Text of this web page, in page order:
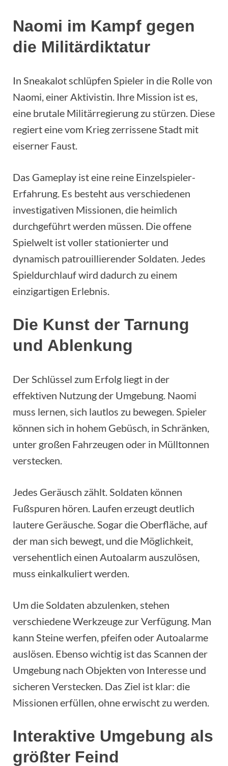
Naomi im Kampf gegen
die Militärdiktatur
In Sneakalot schlüpfen Spieler in die Rolle von
Naomi, einer Aktivistin. Ihre Mission ist es,
eine brutale Militärregierung zu stürzen. Diese
regiert eine vom Krieg zerrissene Stadt mit
eiserner Faust.
Das Gameplay ist eine reine Einzelspieler-
Erfahrung. Es besteht aus verschiedenen
investigativen Missionen, die heimlich
durchgeführt werden müssen. Die offene
Spielwelt ist voller stationierter und
dynamisch patrouillierender Soldaten. Jedes
Spieldurchlauf wird dadurch zu einem
einzigartigen Erlebnis.
Die Kunst der Tarnung
und Ablenkung
Der Schlüssel zum Erfolg liegt in der
effektiven Nutzung der Umgebung. Naomi
muss lernen, sich lautlos zu bewegen. Spieler
können sich in hohem Gebüsch, in Schränken,
unter großen Fahrzeugen oder in Mülltonnen
verstecken.
Jedes Geräusch zählt. Soldaten können
Fußspuren hören. Laufen erzeugt deutlich
lautere Geräusche. Sogar die Oberfläche, auf
der man sich bewegt, und die Möglichkeit,
versehentlich einen Autoalarm auszulösen,
muss einkalkuliert werden.
Um die Soldaten abzulenken, stehen
verschiedene Werkzeuge zur Verfügung. Man
kann Steine werfen, pfeifen oder Autoalarme
auslösen. Ebenso wichtig ist das Scannen der
Umgebung nach Objekten von Interesse und
sicheren Verstecken. Das Ziel ist klar: die
Missionen erfüllen, ohne erwischt zu werden.
Interaktive Umgebung als
größter Feind